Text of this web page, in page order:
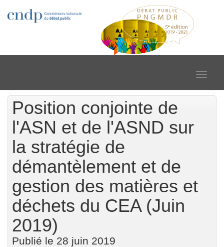
Toggle
Position conjointe de
l'ASN et de l'ASND sur
la stratégie de
démantèlement et de
gestion des matières et
déchets du CEA (Juin
2019)
Publié le 28 juin 2019